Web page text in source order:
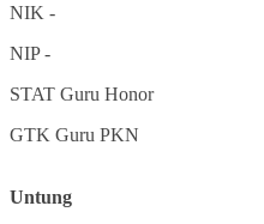
NIK -
NIP-
STAT Guru Honor
GTK Guru PKN
Untung